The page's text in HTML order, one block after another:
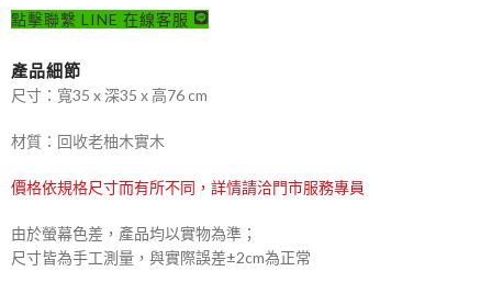
點擊聯繫 LINE 在線客服
產品細節
尺寸：寬35 x 深35 x 高76 cm
材質：回收老柚木實木
價格依規格尺寸而有所不同，詳情請洽門市服務專員
由於螢幕色差，產品均以實物為準；
尺寸皆為手工測量，與實際誤差±2cm為正常